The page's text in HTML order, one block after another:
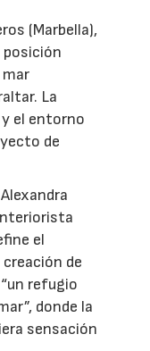
(Marbella),
posición
La
el entorno
de
el
de
refugio
donde la
sensación